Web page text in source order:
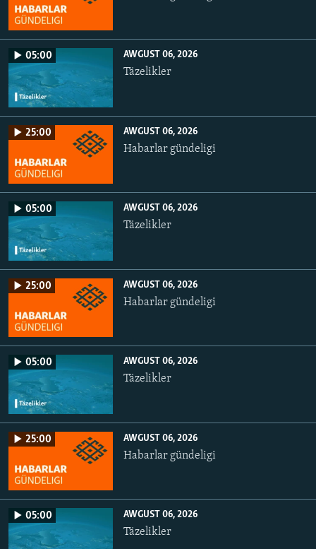
05:00 AWGUST 06, 2026
Täzelikler
25:00 AWGUST 06, 2026
Habarlar gündeligi
05:00 AWGUST 06, 2026
Täzelikler
25:00 AWGUST 06, 2026
Habarlar gündeligi
05:00 AWGUST 06, 2026
Täzelikler
25:00 AWGUST 06, 2026
Habarlar gündeligi
05:00 AWGUST 06, 2026
Täzelikler